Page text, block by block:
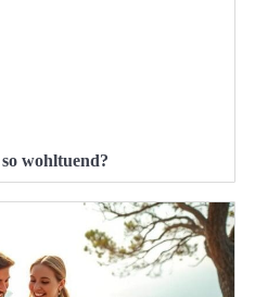
wohltuend?